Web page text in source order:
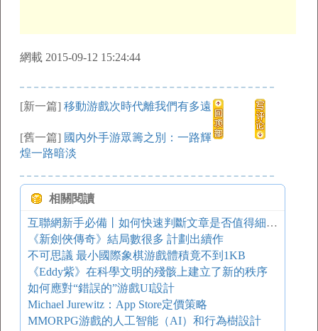
網載 2015-09-12 15:24:44
[新一篇] 移動游戲次時代離我們有多遠
[舊一篇] 國內外手游眾籌之別：一路輝
煌一路暗淡
相關閱讀
互聯網新手必備丨如何快速判斷文章是否值得細讀？
《新劍俠傳奇》結局數很多 計劃出續作
不可思議 最小國際象棋游戲體積竟不到1KB
《Eddy紫》在科學文明的殘骸上建立了新的秩序
如何應對“錯誤的”游戲UI設計
Michael Jurewitz：App Store定價策略
MMORPG游戲的人工智能（AI）和行為樹設計